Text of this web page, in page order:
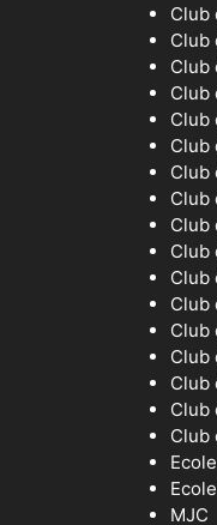
Club
Club
Club
Club
Club
Club
Club
Club
Club
Club
Club
Club
Club
Club
Club
Club
Club
MJC